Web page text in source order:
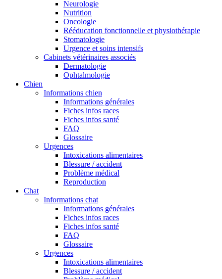
Neurologie
Nutrition
Oncologie
Rééducation fonctionnelle et physiothérapie
Stomatologie
Urgence et soins intensifs
Cabinets vétérinaires associés
Dermatologie
Ophtalmologie
Chien
Informations chien
Informations générales
Fiches infos races
Fiches infos santé
FAQ
Glossaire
Urgences
Intoxications alimentaires
Blessure / accident
Problème médical
Reproduction
Chat
Informations chat
Informations générales
Fiches infos races
Fiches infos santé
FAQ
Glossaire
Urgences
Intoxications alimentaires
Blessure / accident